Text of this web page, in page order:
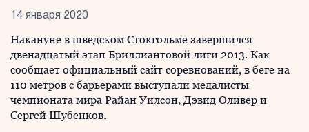
14 января 2020
Накануне в шведском Стокгольме завершился
двенадцатый этап Бриллиантовой лиги 2013. Как
сообщает официальный сайт соревнований, в беге на
110 метров с барьерами выступали медалисты
чемпионата мира Райан Уилсон, Дэвид Оливер и
Сергей Шубенков.